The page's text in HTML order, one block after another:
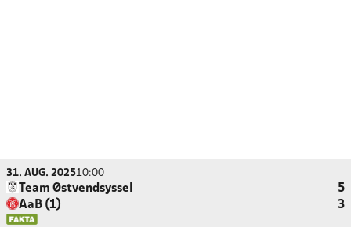
31. AUG. 202510:00
Team Østvendsyssel
5
AaB (1)
3